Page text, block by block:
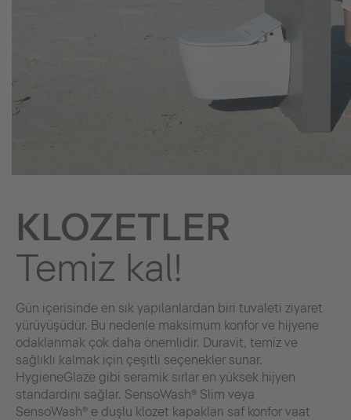
KLOZETLER
Temiz kal!
Gün içerisinde en sık yapılanlardan biri tuvaleti ziyaret
yürüyüşüdür. Bu nedenle maksimum konfor ve hijyene
odaklanmak çok daha önemlidir. Duravit, temiz ve
sağlıklı kalmak için çeşitli seçenekler sunar.
HygieneGlaze gibi seramik sırlar en yüksek hijyen
standardını sağlar. SensoWash® Slim veya
SensoWash® e duşlu klozet kapakları saf konfor vaat